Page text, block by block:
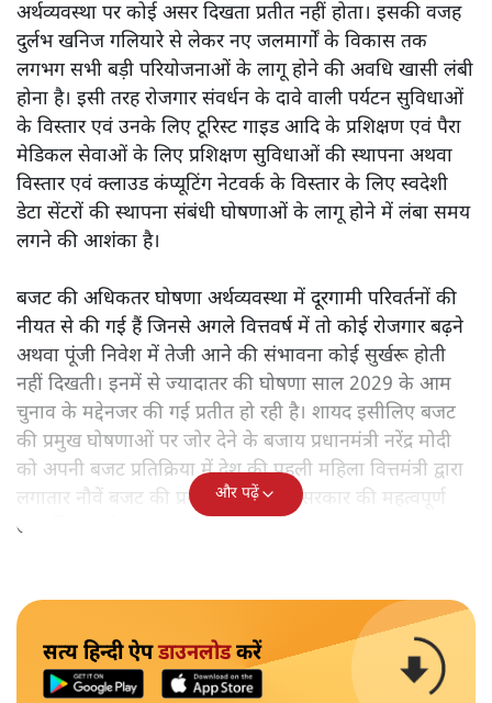
अर्थव्यवस्था पर कोई असर दिखता प्रतीत नहीं होता। इसकी वजह
दुर्लभ खनिज गलियारे से लेकर नए जलमार्गों के विकास तक
लगभग सभी बड़ी परियोजनाओं के लागू होने की अवधि खासी लंबी
होना है। इसी तरह रोजगार संवर्धन के दावे वाली पर्यटन सुविधाओं
के विस्तार एवं उनके लिए टूरिस्ट गाइड आदि के प्रशिक्षण एवं पैरा
मेडिकल सेवाओं के लिए प्रशिक्षण सुविधाओं की स्थापना अथवा
विस्तार एवं क्लाउड कंप्यूटिंग नेटवर्क के विस्तार के लिए स्वदेशी
डेटा सेंटरों की स्थापना संबंधी घोषणाओं के लागू होने में लंबा समय
लगने की आशंका है।
बजट की अधिकतर घोषणा अर्थव्यवस्था में दूरगामी परिवर्तनों की
नीयत से की गई हैं जिनसे अगले वित्तवर्ष में तो कोई रोजगार बढ़ने
अथवा पूंजी निवेश में तेजी आने की संभावना कोई सुर्खरू होती
नहीं दिखती। इनमें से ज्यादातर की घोषणा साल 2029 के आम
चुनाव के मद्देनजर की गई प्रतीत हो रही है। शायद इसीलिए बजट
की प्रमुख घोषणाओं पर जोर देने के बजाय प्रधानमंत्री नरेंद्र मोदी
को अपनी बजट प्रतिक्रिया में देश की पहली महिला वित्तमंत्री द्वारा
लगातार नौवें बजट की प्रस्तुति को अपनी सरकार की महत्वपूर्ण
उपलब्धि बताने पर मजबूर होना पड़ा।
और पढ़ें
सत्य हिन्दी ऐपडाउनलोडकरें